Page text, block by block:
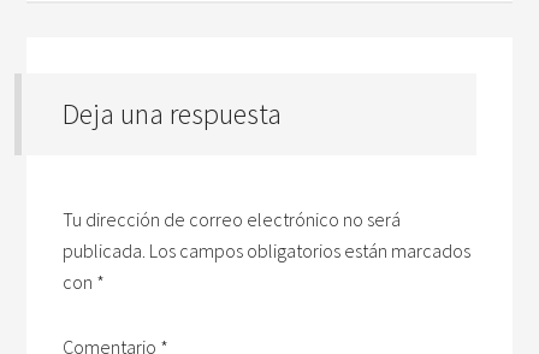
Deja una respuesta
Tu dirección de correo electrónico no será
publicada. Los campos obligatorios están marcados
con *
Comentario *